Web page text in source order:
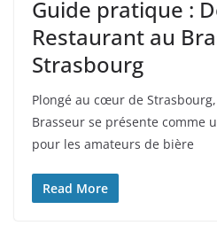
Guide pratique :
Restaurant au
Strasbourg
Plongé au cœur de
Brasseur se présente comme
pour les amateurs de bière
Read More